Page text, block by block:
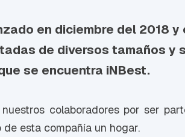
en diciembre del 2018 y
de diversos tamaños y
se encuentra iNBest.
colaboradores por ser
esta compañía un hogar.